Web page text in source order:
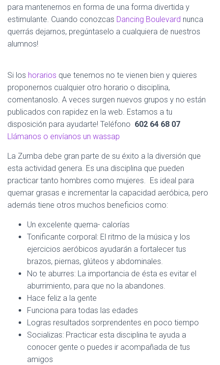
para mantenernos en forma de una forma divertida y
estimulante. Cuando conozcas Dancing Boulevard nunca
querrás dejarnos, pregúntaselo a cualquiera de nuestros
alumnos!
Si los horarios que tenemos no te vienen bien y quieres
proponernos cualquier otro horario o disciplina,
comentanoslo. A veces surgen nuevos grupos y no están
publicados con rapidez en la web. Estamos a tu
disposición para ayudarte! Teléfono 602 64 68 07
Llámanos o envíanos un wassap
La Zumba debe gran parte de su éxito a la diversión que
esta actividad genera. Es una disciplina que pueden
practicar tanto hombres como mujeres. Es ideal para
quemar grasas e incrementar la capacidad aeróbica, pero
además tiene otros muchos beneficios como:
Un excelente quema- calorías
Tonificante corporal: El ritmo de la música y los
ejercicios aeróbicos ayudarán a fortalecer tus
brazos, piernas, glúteos y abdominales.
No te aburres: La importancia de ésta es evitar el
aburrimiento, para que no la abandones.
Hace feliz a la gente
Funciona para todas las edades
Logras resultados sorprendentes en poco tiempo
Socializas: Practicar esta disciplina te ayuda a
conocer gente o puedes ir acompañada de tus
amigos